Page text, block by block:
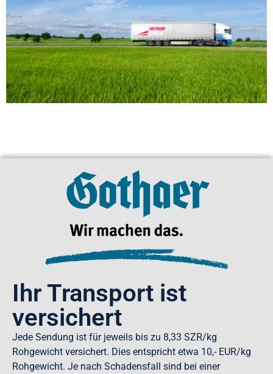
Ihr Transport ist
versichert
Jede Sendung ist für jeweils bis zu 8,33 SZR/kg
Rohgewicht versichert. Dies entspricht etwa 10,- EUR/kg
Rohgewicht. Je nach Schadensfall sind bei einer